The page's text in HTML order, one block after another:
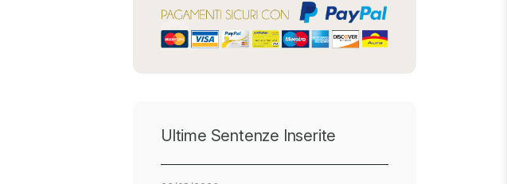
Ultime Sentenze Inserite